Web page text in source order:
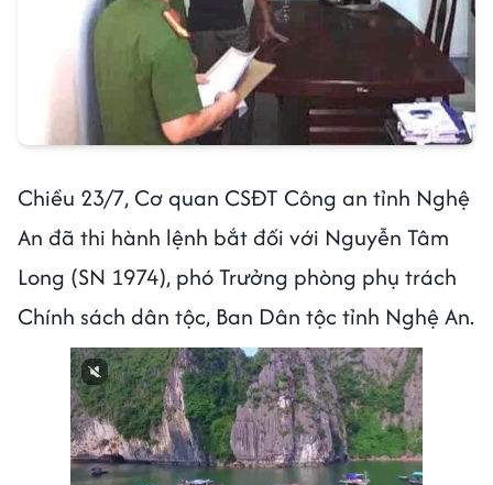
Chiều 23/7, Cơ quan CSĐT Công an tỉnh Nghệ
An đã thi hành lệnh bắt đối với Nguyễn Tâm
Long (SN 1974), phó Trưởng phòng phụ trách
Chính sách dân tộc, Ban Dân tộc tỉnh Nghệ An.